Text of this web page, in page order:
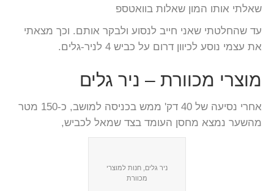
שאלתי אותו המון שאלות בוואטספ
עד שהחלטתי שאני חייב לנסוע ולבקר אותם. וכך מצאתי
את עצמי נוסע לכיוון דרום על כביש 4 לניר-גלים.
מוצרי מכוורת – ניר גלים
אחרי נסיעה של 40 דק' ממש בכניסה למושב, כ-150 מטר
מהשער נמצא מחסן העומד בצד שמאל לכביש,
ניר גלים, חנות למוצרי
מכוורת